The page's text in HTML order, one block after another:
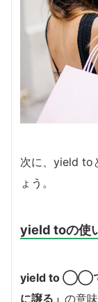
次に、yield to
ょう。
yield toの使
yield to ◯◯
に譲る」 の意